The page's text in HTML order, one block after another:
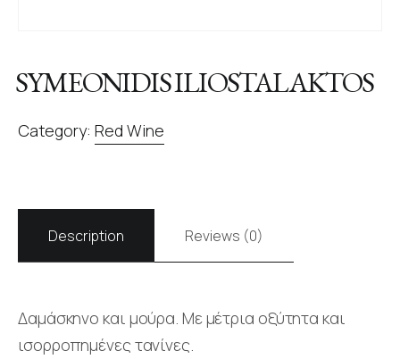
SYMEONIDIS ILIOSTALAKTOS
Category: Red Wine
Description Reviews (0)
Δαμάσκηνο και μούρα. Με μέτρια οξύτητα και
ισορροπημένες τανίνες.